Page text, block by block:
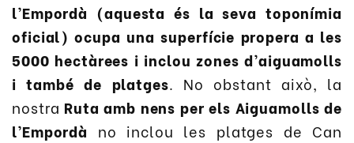
l’Empordà (aquesta és la seva toponímia
oficial) ocupa una superfície propera a les
5000 hectàrees i inclou zones d’aiguamolls
i també de platges. No obstant això, la
nostra Ruta amb nens per els Aiguamolls de
l’Empordà no inclou les platges de Can